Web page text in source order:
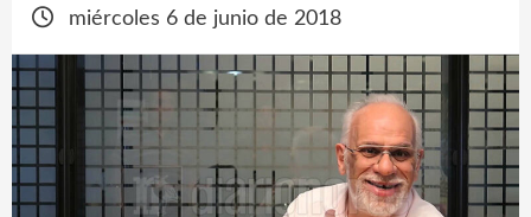
miércoles 6 de junio de 2018